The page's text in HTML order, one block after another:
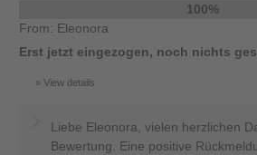
100%
From: Eleonora
Erst jetzt eingezogen, noch nichts
View details
Liebe Eleonora, vielen herzlichen
Bewertung. Eine positive